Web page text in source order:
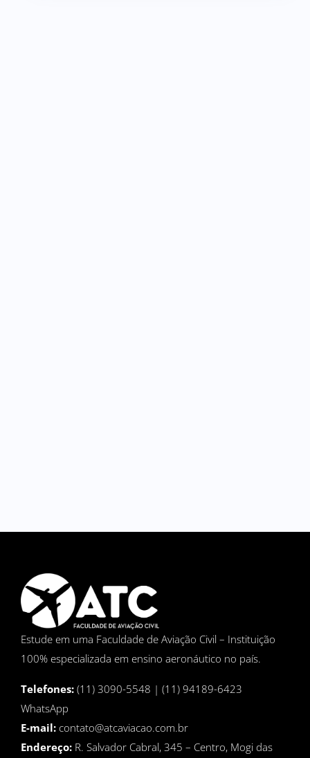
Estude em uma Faculdade de Aviação Civil – Instituição
100% especializada em ensino aeronáutico no país.
Telefones: (11) 3090-5548 | (11) 94189-6423
WhatsApp
E-mail: contato@atcaviacao.com.br
Endereço: R. Salvador Cabral, 345 – Centro, Mogi das